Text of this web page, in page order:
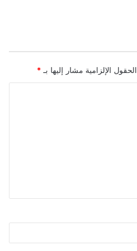
الحقول الإلزامية مشار إليها بـ *